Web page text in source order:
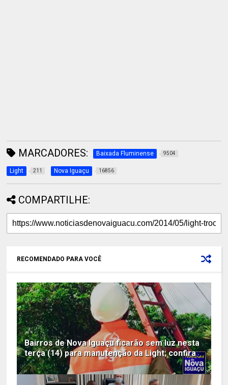
MARCADORES: Baixada Fluminense 9504
Light 211 Nova Iguaçu 16856
COMPARTILHE:
RECOMENDADO PARA VOCÊ
Bairros de Nova Iguaçu ficarão sem luz nesta
terça (14) para manutenção da Light; confira